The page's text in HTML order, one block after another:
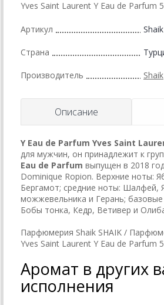
Yves Saint Laurent Y Eau de Parfum
Артикул
Страна
Производитель Shaik
Описание
Y Eau de Parfum Yves Saint
для мужчин, он принадлежит к
Eau de Parfum выпущен в 2018
Dominique Ropion. Верхние ноты:
Бергамот; средние ноты: Шалфей,
можжевельника и Герань;
Бобы тонка, Кедр, Ветивер и
Парфюмерия Shaik SHAIK /
Yves Saint Laurent Y Eau de Parfum
Аромат в других
исполнения